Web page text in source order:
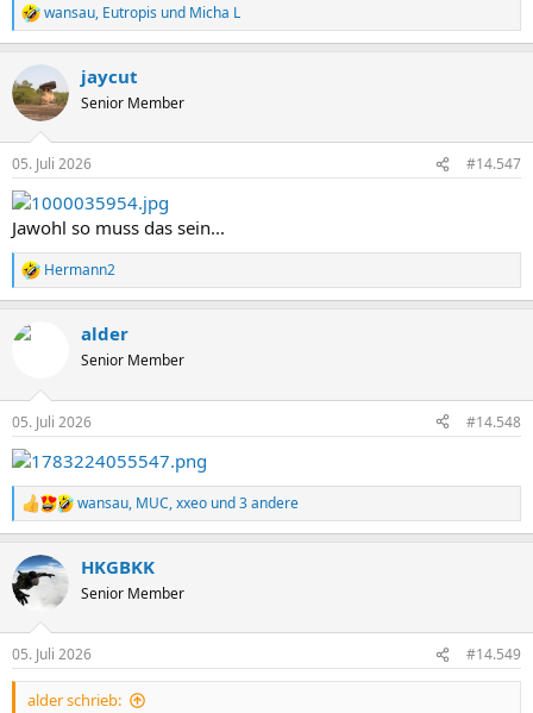
R
e
k
t
i
n
e
n
:
wansau, Eutropis und Micha L
jaycut
Senior Member
05. Juli 2026 #14.547
Jawohl so muss das sein...
R
e
k
e
n
:
Hermann2
alder
Senior Member
05. Juli 2026 #14.548
R
e
k
t
i
n
e
n
wansau, MUC,xxeo und 3 andere
HKGBKK
Senior Member
05. Juli 2026 #14.549
alder schrieb: